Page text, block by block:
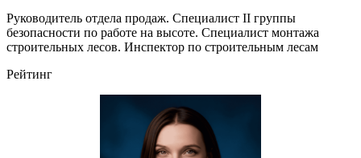
Руководитель отдела продаж. Специалист II группы
безопасности по работе на высоте. Специалист монтажа
строительных лесов. Инспектор по строительным лесам
Рейтинг